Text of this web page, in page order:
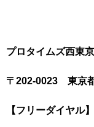
プロタイムズ西東
〒202-0023 東京
【フリーダイヤ